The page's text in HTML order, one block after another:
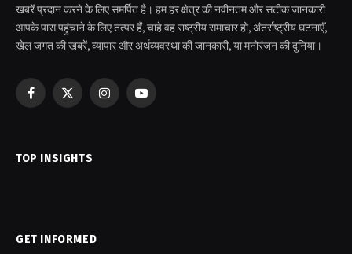
खबरें प्रदान करने के लिए समर्पित है। हम हर क्षेत्र की नवीनतम और सटीक जानकारी
आपके पास पहुंचाने के लिए तत्पर हैं, चाहे वह राष्ट्रीय समाचार हो, अंतर्राष्ट्रीय घटनाएँ,
खेल जगत की खबरें, व्यापार और अर्थव्यवस्था की जानकारी, या मनोरंजन की दुनिया।
Facebook
X
InstagramYouTube
TOP INSIGHTS
GET INFORMED